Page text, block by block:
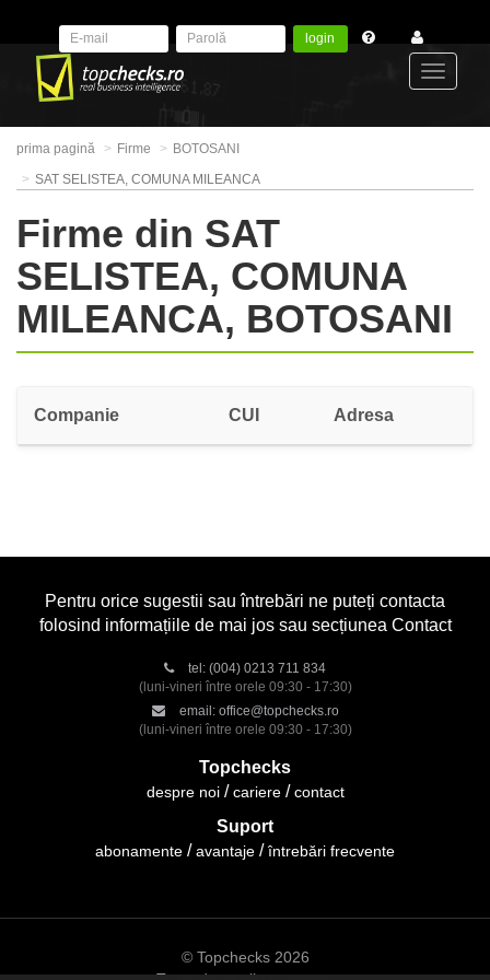
login
prima pagină Firme
BOTOSANI
SAT SELISTEA, COMUNA MILEANCA
Firme din SAT
SELISTEA, COMUNA
MILEANCA, BOTOSANI
Companie CUI Adresa
Pentru orice sugestii sau întrebări ne puteți contacta
folosind informațiile de mai jos sau secțiunea Contact
tel: (004) 0213 711 834
(luni-vineri între orele 09:30 - 17:30)
email: office@topchecks.ro
(luni-vineri între orele 09:30 - 17:30)
Topchecks
despre noi cariere contact
Suport
abonamente avantaje întrebări frecvente
© Topchecks 2026